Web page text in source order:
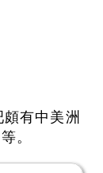
有中美洲
。